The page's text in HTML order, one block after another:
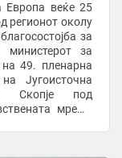
Европа веќе 25
регионот околу
за
министерот за
49. пленарна
Југоисточна
Скопје под
мрежа